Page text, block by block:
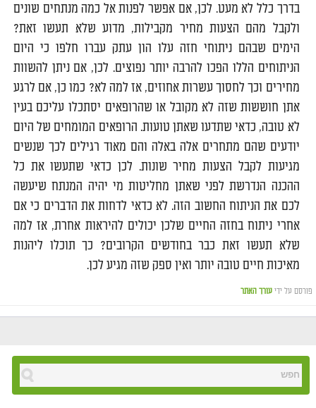
בדרך כלל לא מעט. לכן, אם אפשר לפנות אל כמה מנתחים שונים
ולקבל מהם הצעות מחיר מקבילות, מדוע שלא תעשו זאת?
הימים שבהם ניתוחי חזה עלו הון עתק עברו חלפו כי היום
הניתוחים הללו הפכו להרבה יותר נפוצים. לכן, אם ניתן להשוות
מחירים וכך לחסוך עשרות אחוזים, אז למה לא? כמו כן, אם לרגע
אתן חוששות שזה לא מקובל או שהרופאים יסתכלו עליכם בעין
לא טובה, כדאי שתדעו שאתן טועות. הרופאים המומחים של היום
יודעים שהם מתחרים אלה באלה והם מאוד רגילים לכך שנשים
מגיעות לקבל הצעות מחיר שונות. לכן כדאי שתעשו את כל
ההכנה הנדרשת לפני שאתן מחליטות מי יהיה המנתח שיעשה
לכם את הניתוח החשוב הזה. לא כדאי לדחות את הדברים כי אם
אחרי ניתוח בחזה החיים שלכן יכולים להיראות אחרת, אז למה
שלא תעשו זאת כבר בחודשים הקרובים? כך תוכלו ליהנות
מאיכות חיים טובה יותר ואין ספק שזה מגיע לכן.
פורסם על ידי עורך האתר